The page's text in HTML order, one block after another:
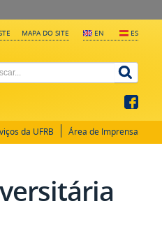
EN ES
MAPA DO SITE
da UFRB Área de Imprensa